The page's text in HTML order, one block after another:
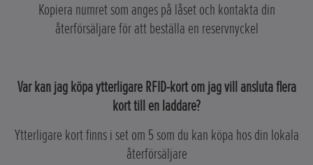
Kopiera numret som anges på låset och kontakta din
återförsäljare för att beställa en reservnyckel
Var kan jag köpa ytterligare RFID-kort om jag vill ansluta flera
kort till en laddare?
Ytterligare kort finns i set om 5 som du kan köpa hos din lokala
återförsäljare